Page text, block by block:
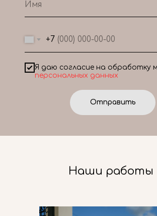
+7
Я даю согласие на обработку
персональных данных
Отправить
Наши работы